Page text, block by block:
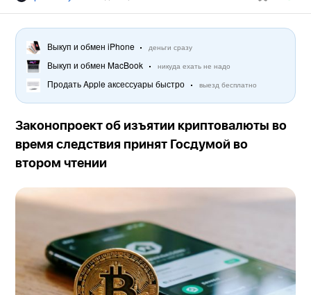
Выкуп и обмен iPhone деньги сразу
Выкуп и обмен MacBook никуда ехать не надо
Продать Apple аксессуары быстро выезд бесплатно
Законопроект об изъятии криптовалюты во
время следствия принят Госдумой во
втором чтении